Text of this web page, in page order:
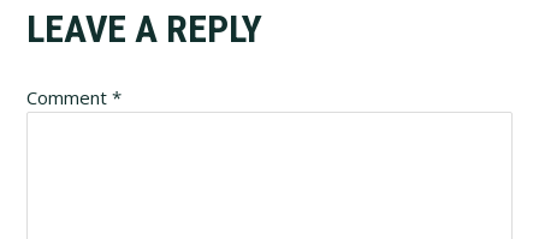
Reader
Interactions
LEAVE A REPLY
Comment*